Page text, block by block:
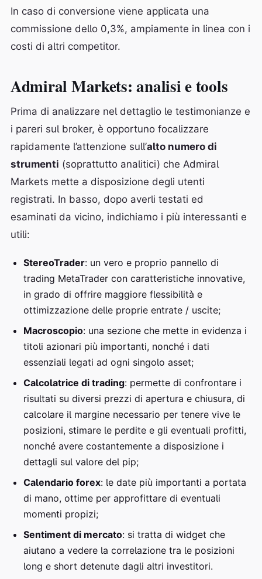
In caso di conversione viene applicata una
commissione dello 0,3%, ampiamente in linea con i
costi di altri competitor.
Admiral Markets: analisi e tools
Prima di analizzare nel dettaglio le testimonianze e
i pareri sul broker, è opportuno focalizzare
rapidamente l’attenzione sull’alto numero di
strumenti (soprattutto analitici) che Admiral
Markets mette a disposizione degli utenti
registrati. In basso, dopo averli testati ed
esaminati da vicino, indichiamo i più interessanti e
utili:
StereoTrader: un vero e proprio pannello di
trading MetaTrader con caratteristiche innovative,
in grado di offrire maggiore flessibilità e
ottimizzazione delle proprie entrate / uscite;
Macroscopio: una sezione che mette in evidenza i
titoli azionari più importanti, nonché i dati
essenziali legati ad ogni singolo asset;
Calcolatrice di trading: permette di confrontare i
risultati su diversi prezzi di apertura e chiusura, di
calcolare il margine necessario per tenere vive le
posizioni, stimare le perdite e gli eventuali profitti,
nonché avere costantemente a disposizione i
dettagli sul valore del pip;
Calendario forex: le date più importanti a portata
di mano, ottime per approfittare di eventuali
momenti propizi;
Sentiment di mercato: si tratta di widget che
aiutano a vedere la correlazione tra le posizioni
long e short detenute dagli altri investitori.